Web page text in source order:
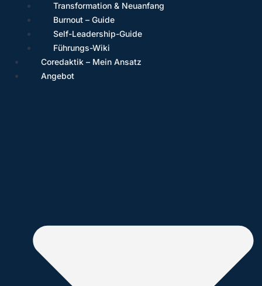
Transformation & Neuanfang
Burnout – Guide
Self-Leadership-Guide
Führungs-Wiki
Coredaktik – Mein Ansatz
Angebot